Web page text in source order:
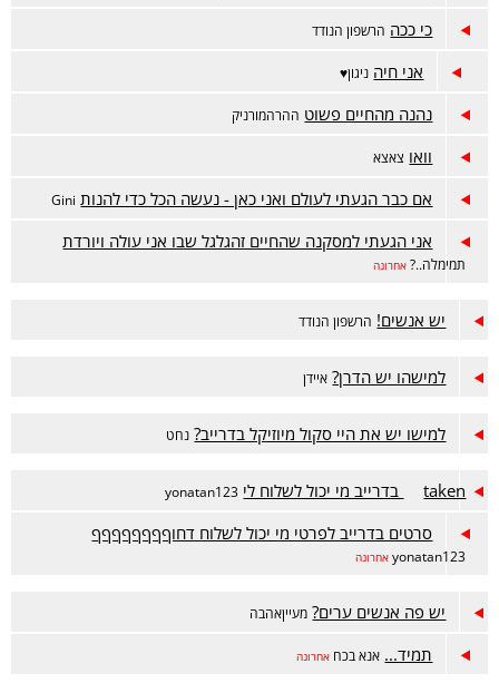
כי ככה הרשפון הנודד
אני חיה ניגון♥️
נהנה מהחיים פשוט ההרהמורניק
וואו צאצא
אם כבר הגעתי לעולם ואני כאן - נעשה הכל כדי להנות Gini
אני הגעתי למסקנה שהחיים זהגלגל שבו אני עולה ויורדת
תמימלה..? אחרונה
יש אנשים! הרשפון הנודד
למישהו יש הדרן? איידן
למישו יש את היי סקול מיוזיקל בדרייב? נחט
taken בדרייב מי יכול לשלוח לי yonatan123
סרטים בדרייב לפרטי מי יכול לשלוח דחוףףףףףףףף
yonatan123 אחרונה
יש פה אנשים ערים? מעייןאהבה
תמיד... אנא בכח אחרונה